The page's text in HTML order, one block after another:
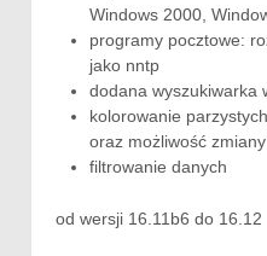
Windows 2000,
programy pocztowe:
jako nntp
dodana wyszukiwarka
kolorowanie
oraz możliwość
filtrowanie danych
od wersji 16.11b6 do 16.12